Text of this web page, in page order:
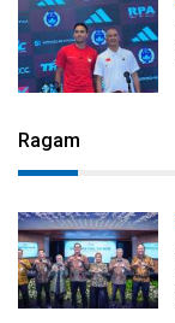
Ragam